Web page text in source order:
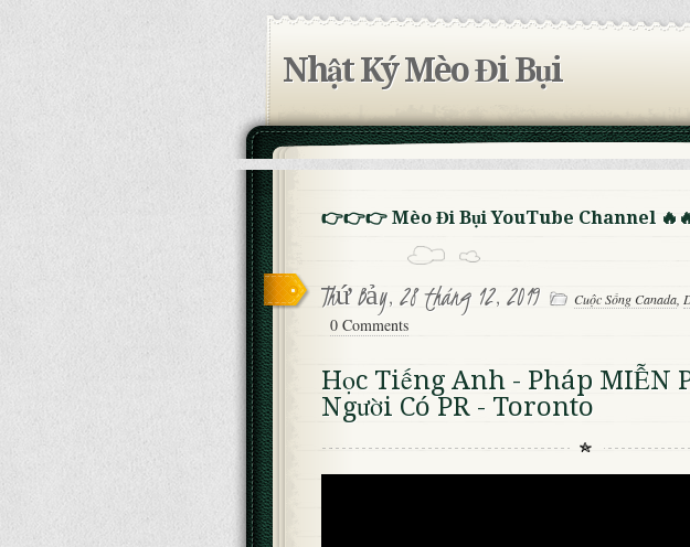
Nhật Ký Mèo Đi Bụi
👉👉👉 Mèo Đi Bụi YouTube Channel
Thứ Bảy, 28 tháng 12, 2019 Cuộc Sống Canada
0 Comments
Học Tiếng Anh - Pháp MIỄN
Người Có PR - Toronto